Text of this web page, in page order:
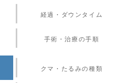
経過・ダウンタイム
手術・治療の手順
クマ・たるみの種類